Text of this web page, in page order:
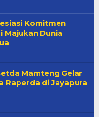
Komitmen
Majukan Dunia
Mamteng Gelar
Raperda di Jayapura